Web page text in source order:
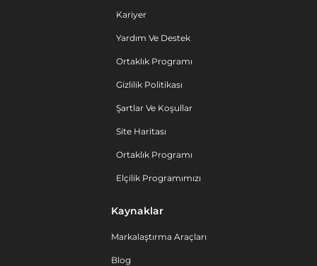
Kariyer
Yardım Ve Destek
Ortaklık Programı
Gizlilik Politikası
Şartlar Ve Koşullar
Site Haritası
Ortaklık Programı
Elçilik Programımızı
Kaynaklar
Markalaştırma Araçları
Blog